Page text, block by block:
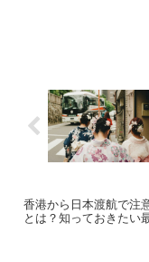
香港から日本渡航で注
とは？知っておきたい